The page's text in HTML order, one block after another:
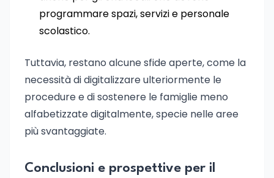
programmare spazi, servizi e personale
scolastico.
Tuttavia, restano alcune sfide aperte, come la
necessità di digitalizzare ulteriormente le
procedure e di sostenere le famiglie meno
alfabetizzate digitalmente, specie nelle aree
più svantaggiate.
Conclusioni e prospettive per il